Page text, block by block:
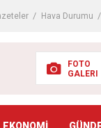
Hava Durumu
FOTO
GALERI
mı? AÖF kayıt